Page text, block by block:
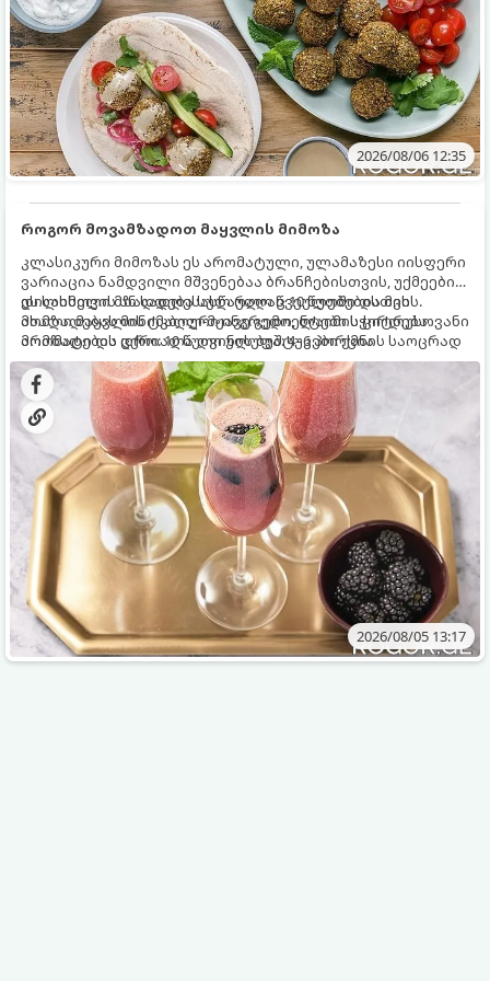
2026/08/06 12:35
როგორ მოვამზადოთ მაყვლის მიმოზა
კლასიკური მიმოზას ეს არომატული, ულამაზესი იისფერი
ვარიაცია ნამდვილი მშვენებაა ბრანჩებისთვის, უქმეების
დილისთვის ან სადღესასწაულო წვეულებებისთვის.
ახალი მაყვლის ტკბილ-მჟავე გემო, ლაიმის ციტრუსოვანი
არომატი და ცქრიალა ღვინის ბუშტუკები ქმნის საოცრად
დახვეწილ და მაგრილებელ კოქტეილს.
ეს სასმელი მზადდება სულ რაღაც 10 წუთში და მის
მომზადებას მინიმალური ინგრედიენტები სჭირდება.
მომზადების დრო: 10 წუთი ულუფა: 4–6 პორცია
2026/08/05 13:17